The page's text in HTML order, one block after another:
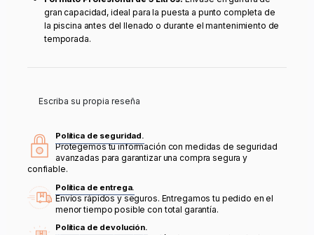
gran capacidad, ideal para la puesta a punto completa de
la piscina antes del llenado o durante el mantenimiento de
temporada.
Escriba su propia reseña
Política de seguridad.
Protegemos tu información con medidas de seguridad
avanzadas para garantizar una compra segura y
confiable.
Política de entrega.
Envíos rápidos y seguros. Entregamos tu pedido en el
menor tiempo posible con total garantía.
Política de devolución.